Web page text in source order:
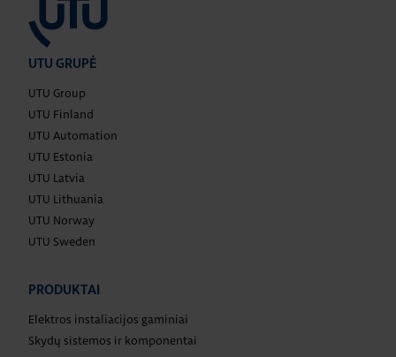
UTU GRUPĖ
UTU Group
UTU Finland
UTU Automation
UTU Estonia
UTU Latvia
UTU Lithuania
UTU Norway
UTU Sweden
PRODUKTAI
Elektros instaliacijos gaminiai
Skydų sistemos ir komponentai